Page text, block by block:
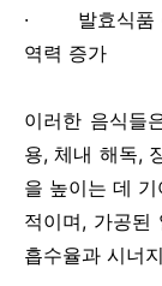
· 발효식품 (
역력 증가
이러한 음식들
용, 체내 해독,
을 높이는 데
적이며, 가공된
흡수율과 시너